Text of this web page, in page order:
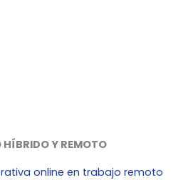
Y REMOTO
online en trabajo remoto